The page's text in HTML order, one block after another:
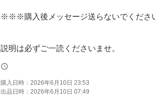
※※※購入後メッセージ送らないでくだ
説明は必ずご一読くださいませ。
仕入れ値により価格の変動がございます。
さい。
購入日時： 2026年6月10日 23:53
出品日時： 2026年6月10日 07:49